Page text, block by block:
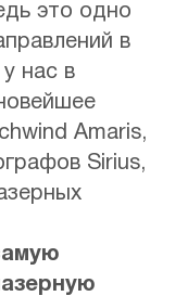
это одно
в
нас в
Amaris,
Sirius,